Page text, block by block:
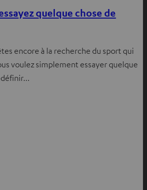
quelque chose de
encore à la recherche du sport qui
voulez simplement essayer quelque